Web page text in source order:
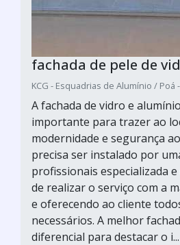
fachada de pele de
KCG - Esquadrias de Alumínio / Poá
A fachada de vidro e
importante para trazer ao
modernidade e segurança
precisa ser instalado por
profissionais especializada
de realizar o serviço com a
e oferecendo ao cliente
necessários. A melhor
diferencial para destacar o i...